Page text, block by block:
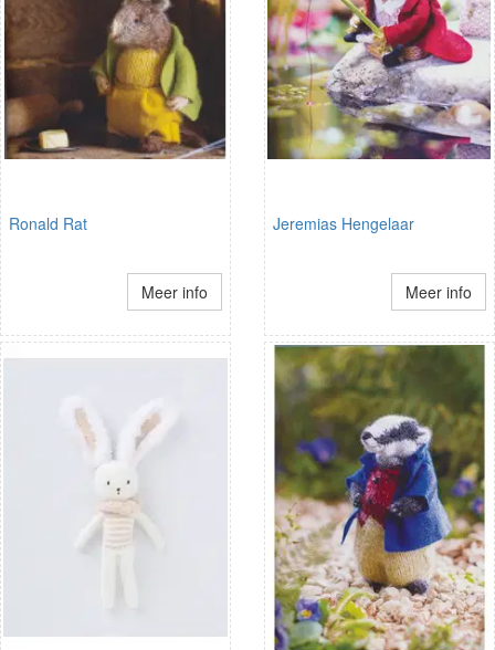
Ronald Rat
Meer info
Jeremias Hengelaar
Meer info